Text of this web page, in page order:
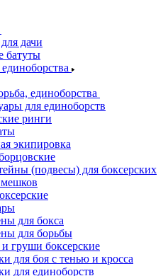
дачи
батуты
единоборства
для единоборств
ринги
экипировка
(подвесы) для боксерских
для бокса
для борьбы
груши боксерские
для боя с тенью и кросса
для единоборств